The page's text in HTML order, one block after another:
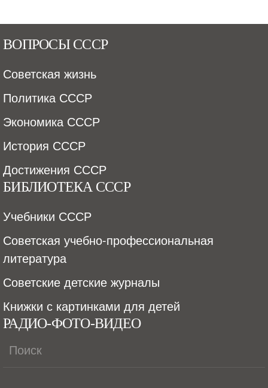
ВОПРОСЫ СССР
Советская жизнь
Политика СССР
Экономика СССР
История СССР
Достижения СССР
БИБЛИОТЕКА СССР
Учебники СССР
Советская учебно-профессиональная
литература
Советские детские журналы
Книжки с картинками для детей
РАДИО-ФОТО-ВИДЕО